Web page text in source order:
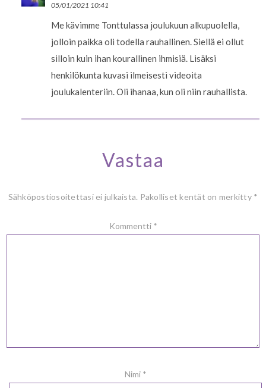
05/01/2021 10:41
Me kävimme Tonttulassa joulukuun alkupuolella,
jolloin paikka oli todella rauhallinen. Siellä ei ollut
silloin kuin ihan kourallinen ihmisiä. Lisäksi
henkilökunta kuvasi ilmeisesti videoita
joulukalenteriin. Oli ihanaa, kun oli niin rauhallista.
Vastaa
Sähköpostiosoitettasi ei julkaista. Pakolliset kentät on merkitty *
Kommentti *
Nimi *